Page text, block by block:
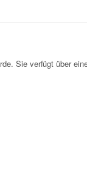
Sie verfügt über